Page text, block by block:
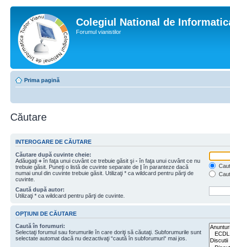
Colegiul National de
Forumul vianistilor
Prima pagină
Căutare
INTEROGARE DE CĂUTARE
Căutare după cuvinte cheie:
Adăugaţi + în faţa unui cuvânt ce trebuie găsit şi - în faţa unui cuvânt ce nu
trebuie găsit. Puneţi o listă de cuvinte separate de | în paranteze dacă
numai unul din cuvinte trebuie găsit. Utilizaţi * ca wildcard pentru părţi de
cuvinte.
Caută după autor:
Utilizaţi * ca wildcard pentru părţi de cuvinte.
OPŢIUNI DE CĂUTARE
Caută în forumuri:
Selectaţi forumul sau forumurile în care doriţi să căutaţi. Subforumurile sunt
selectate automat dacă nu dezactivaţi “caută în subforumuri“ mai jos.